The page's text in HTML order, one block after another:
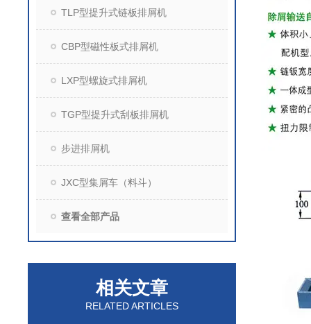
TLP型提升式链板排屑机
CBP型磁性板式排屑机
LXP型螺旋式排屑机
TGP型提升式刮板排屑机
步进排屑机
JXC型集屑车（料斗）
查看全部产品
相关文章
RELATED ARTICLES